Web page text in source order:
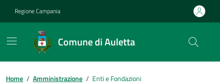
Regione Campania
Comune di Auletta
Home / Amministrazione / Enti e Fondazioni